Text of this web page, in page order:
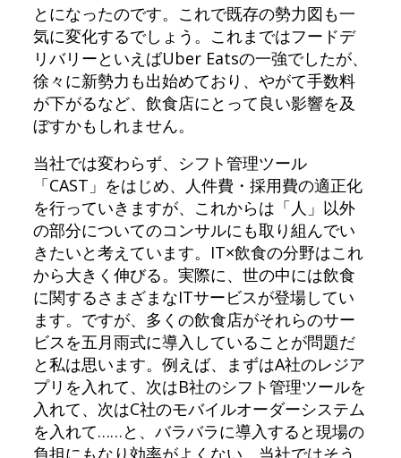
とになったのです。これで既存の勢力図も一
気に変化するでしょう。これまではフードデ
リバリーといえばUber Eatsの一強でしたが、
徐々に新勢力も出始めており、やがて手数料
が下がるなど、飲食店にとって良い影響を及
ぼすかもしれません。
当社では変わらず、シフト管理ツール
「CAST」をはじめ、人件費・採用費の適正化
を行っていきますが、これからは「人」以外
の部分についてのコンサルにも取り組んでい
きたいと考えています。IT×飲食の分野はこれ
から大きく伸びる。実際に、世の中には飲食
に関するさまざまなITサービスが登場してい
ます。ですが、多くの飲食店がそれらのサー
ビスを五月雨式に導入していることが問題だ
と私は思います。例えば、まずはA社のレジア
プリを入れて、次はB社のシフト管理ツールを
入れて、次はC社のモバイルオーダーシステム
を入れて……と、バラバラに導入すると現場の
負担にもなり効率がよくない。当社ではそう